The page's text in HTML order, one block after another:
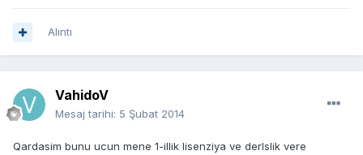
Alıntı
VahidoV
Mesaj tarihi: 5 Şubat 2014
Qardasim bunu ucun mene 1-illik lisenziya ve derlslik vere